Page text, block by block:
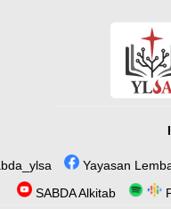
Yayasan
SABDA Alkitab